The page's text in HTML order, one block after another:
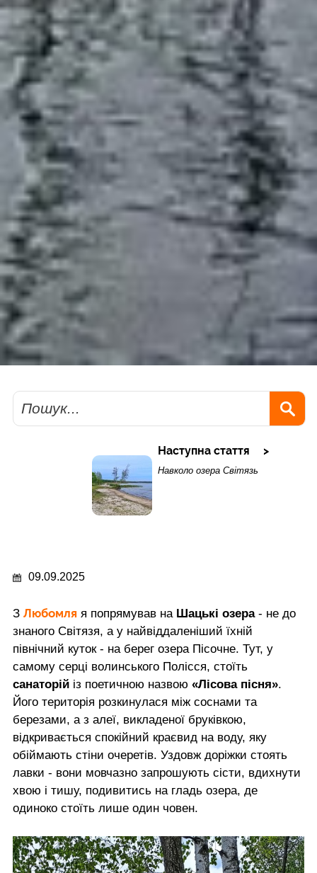
Пошук
Наступна стаття
Навколо озера Світязь
09.09.2025
З Любомля я попрямував на Шацькі озера- не до
знаного Світязя, а у найвіддаленіший їхній
північний куток - на берег озера Пісочне. Тут, у
самому серці волинського Полісся, стоїть
санаторій із поетичною назвою «Лісова пісня».
Його територія розкинулася між соснами та
березами, а з алеї, викладеної бруківкою,
відкривається спокійний краєвид на воду, яку
обіймають стіни очеретів. Уздовж доріжки стоять
лавки - вони мовчазно запрошують сісти, вдихнути
хвою і тишу, подивитись на гладь озера, де
одиноко стоїть лише один човен.